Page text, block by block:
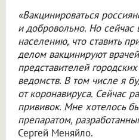
«Вакцинироваться
и добровольно. Но сейчас
населению, что ставить
делом вакцинируют
представителей
ведомств. В том числе я
от коронавируса. Сейчас
прививок. Мне хотелось
препаратом,
Сергей Меняйло.